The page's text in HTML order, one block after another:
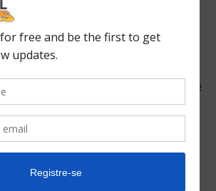
unidade de
da Elevance
292
adquiriu a NatureWax, fornecedora
base de vegetais, líder de mercado,